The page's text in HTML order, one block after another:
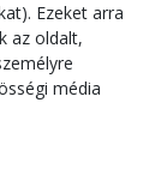
Ezeket arra
az oldalt,
média